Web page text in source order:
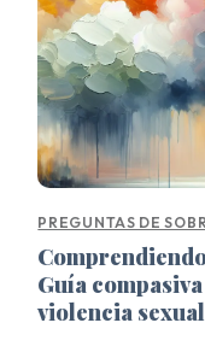
PREGUNTAS DE
Guía
violencia